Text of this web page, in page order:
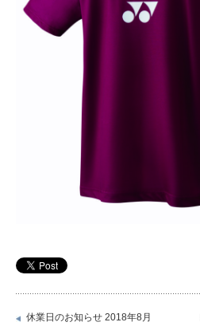
休業日のお知らせ 2018年8月